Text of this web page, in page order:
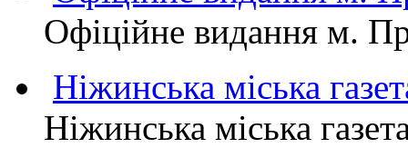
Офіційне видання м.
Ніжинська міська
Ніжинська міська